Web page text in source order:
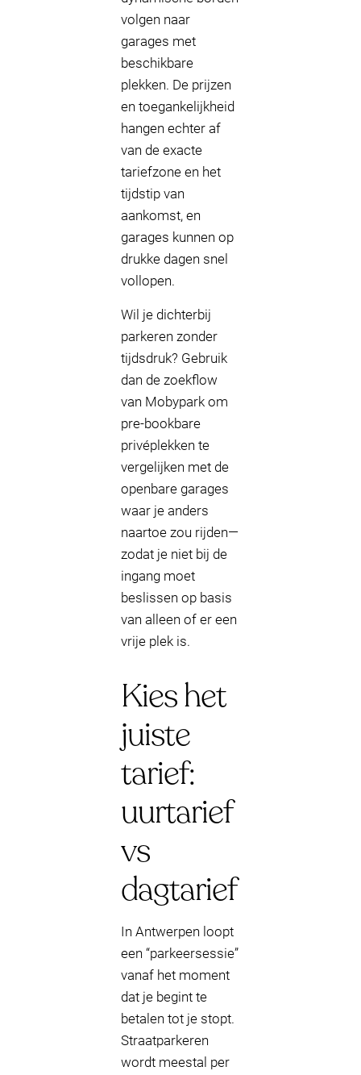
volgen naar
garages met
beschikbare
plekken. De prijzen
en toegankelijkheid
hangen echter af
van de exacte
tariefzone en het
tijdstip van
aankomst, en
garages kunnen op
drukke dagen snel
vollopen.
Wil je dichterbij
parkeren zonder
tijdsdruk? Gebruik
dan de zoekflow
van Mobypark om
pre-bookbare
privéplekken te
vergelijken met de
openbare garages
waar je anders
naartoe zou rijden—
zodat je niet bij de
ingang moet
beslissen op basis
van alleen of er een
vrije plek is.
Kies het
juiste
tarief:
uurtarief
vs
dagtarief
In Antwerpen loopt
een “parkeersessie”
vanaf het moment
dat je begint te
betalen tot je stopt.
Straatparkeren
wordt meestal per